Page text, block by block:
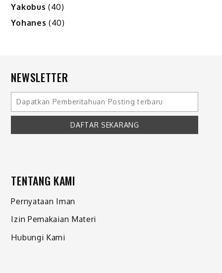
Yakobus (40)
Yohanes (40)
NEWSLETTER
TENTANG KAMI
Pernyataan Iman
Izin Pemakaian Materi
Hubungi Kami